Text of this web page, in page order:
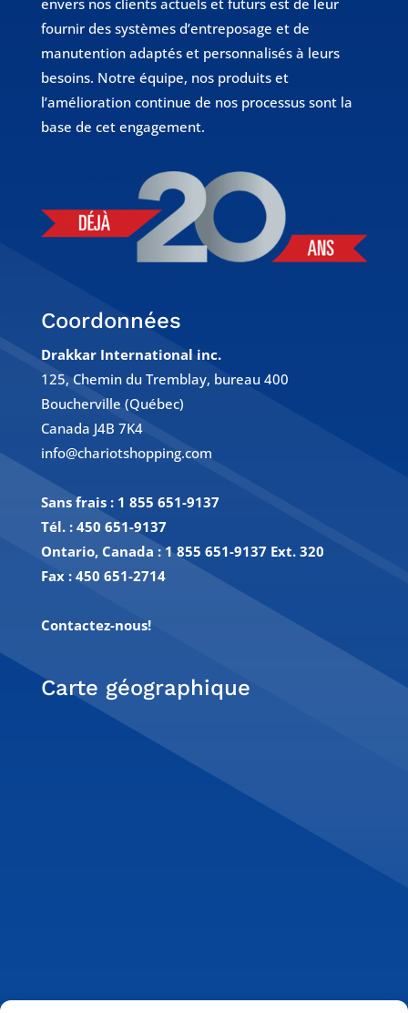
envers nos clients actuels et futurs est de leur
fournir des systèmes d’entreposage et de
manutention adaptés et personnalisés à leurs
besoins. Notre équipe, nos produits et
l’amélioration continue de nos processus sont la
base de cet engagement.
Coordonnées
Drakkar International inc.
125, Chemin du Tremblay, bureau 400
Boucherville (Québec)
Canada J4B 7K4
info@chariotshopping.com
Sans frais : 1 855 651-9137
Tél. : 450 651-9137
Ontario, Canada : 1 855 651-9137 Ext. 320
Fax : 450 651-2714
Contactez-nous!
Carte géographique